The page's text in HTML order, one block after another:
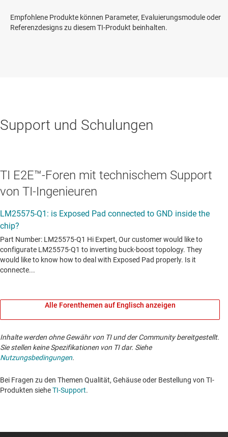
Empfohlene Produkte können Parameter, Evaluierungsmodule oder
Referenzdesigns zu diesem TI-Produkt beinhalten.
Support und Schulungen
TI E2E™-Foren mit technischem Support
von TI-Ingenieuren
Alle Forenthemen auf Englisch anzeigen
Inhalte werden ohne Gewähr von TI und der Community bereitgestellt.
Sie stellen keine Spezifikationen von TI dar. Siehe
Nutzungsbedingungen.
Bei Fragen zu den Themen Qualität, Gehäuse oder Bestellung von TI-
Produkten sieheTI-Support. ​​​​​​​​​​​​​​